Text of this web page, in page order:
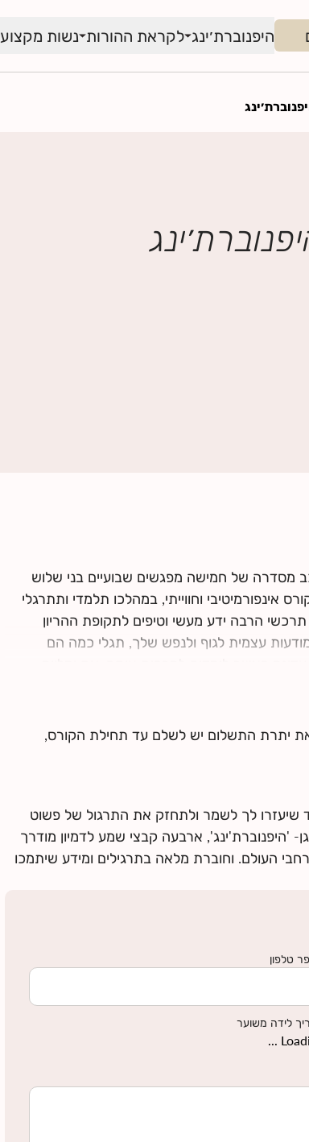
היפנוברת׳ינג לקראת ההורות נשות מקצוע
מסדרה של חמישה מפגשים שבועיים בני שלוש
וחווייתי, במהלכו תלמדי ותתרגלי
הרבה ידע מעשי וטיפים לתקופת ההריון
עצמית לגוף ולנפש שלך, תגלי כמה הם
כאשר לומדים להרפות אותם. את ומלווה
עם התינוק.ת שלכם ועם הצוות הרפואי.
יתרת התשלום יש לשלם עד תחילת הקורס,
לך לשמר ולתחזק את התרגול של פשוט
'היפנוברת'ינג', ארבעה קבצי שמע לדמיון מודרך
העולם. וחוברת מלאה בתרגילים ומידע שיתמכו
טלפון
לידה משוער